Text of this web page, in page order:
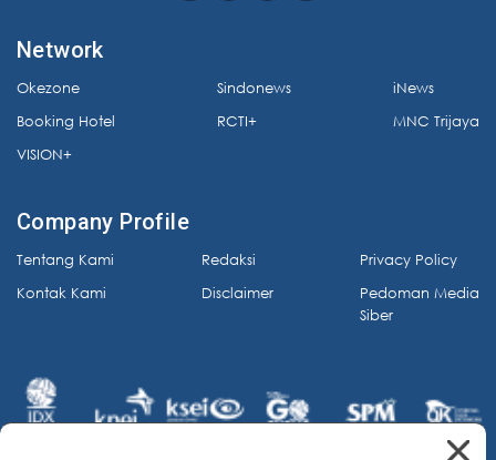
Network
Okezone
Booking Hotel
VISION+
Sindonews
RCTI+
iNews
MNC Trijaya
Company Profile
Tentang Kami
Kontak Kami
Redaksi
Disclaimer
Privacy Policy
Pedoman Media
Siber